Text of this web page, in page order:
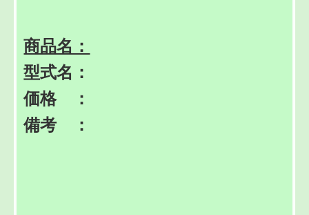
商品名：
型式名：
価格 ：
備考 ：